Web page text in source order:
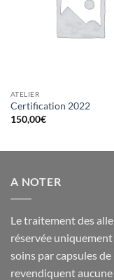
ATELIER
Certification 2022
150,00€
A NOTER
Le traitement des
réservée
soins par capsules
revendiquent